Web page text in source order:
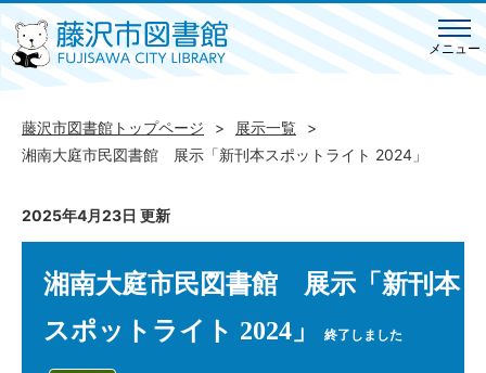
メニュー
藤沢市図書館トップページ
展示一覧
湘南大庭市民図書館 展示「新刊本スポットライト 2024」
2025年4月23日 更新
湘南大庭市民図書館 展示「新刊本
スポットライト 2024」
終了しました